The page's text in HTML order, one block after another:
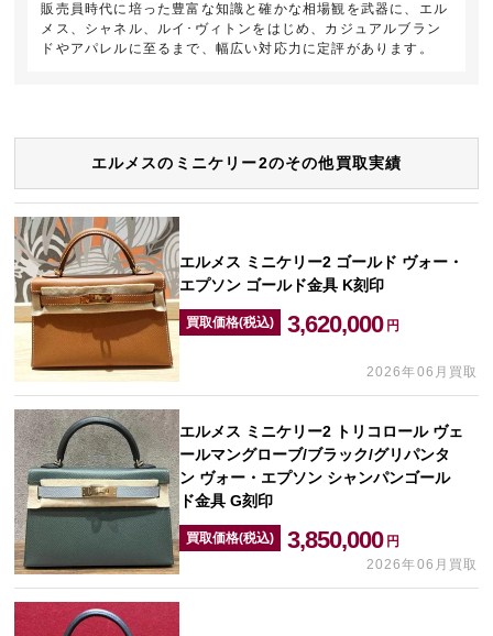
販売員時代に培った豊富な知識と確かな相場観を武器に、エル
メス、シャネル、ルイ･ヴィトンをはじめ、カジュアルブラン
ドやアパレルに至るまで、幅広い対応力に定評があります。
エルメスのミニケリー2のその他買取実績
エルメス ミニケリー2 ゴールド ヴォー・
エプソン ゴールド金具 K刻印
買取価格(税込) 3,620,000 円
2026年06月買取
エルメス ミニケリー2 トリコロール ヴェ
ールマングローブ/ブラック/グリパンタ
ン ヴォー・エプソン シャンパンゴール
ド金具 G刻印
買取価格(税込) 3,850,000 円
2026年06月買取